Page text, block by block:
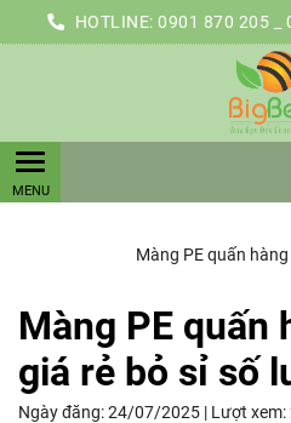
HOTLINE: 0901 870 205 _
Màng PE quấn
Màng PE quấn
giá rẻ bỏ sỉ số
Ngày đăng:24/07/2025 | Lượt xem: